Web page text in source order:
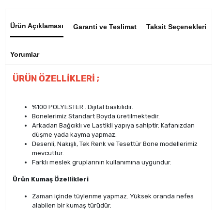
Ürün Açıklaması Garanti ve Teslimat Taksit Seçenekleri
Yorumlar
ÜRÜN ÖZELLİKLERİ ;
%100 POLYESTER . Dijital baskılıdır.
Bonelerimiz Standart Boyda üretilmektedir.
Arkadan Bağcıklı ve Lastikli yapıya sahiptir. Kafanızdan
düşme yada kayma yapmaz.
Desenli, Nakışlı, Tek Renk ve Tesettür Bone modellerimiz
mevcuttur.
Farklı meslek gruplarının kullanımına uygundur.
Ürün Kumaş Özellikleri
Zaman içinde tüylenme yapmaz. Yüksek oranda nefes
alabilen bir kumaş türüdür.